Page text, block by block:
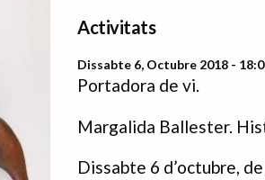
Activitats
Dissabte 6, Octubre 2018 -
Portadora de vi.
Margalida Ballester.
Dissabte 6 d’octubre,